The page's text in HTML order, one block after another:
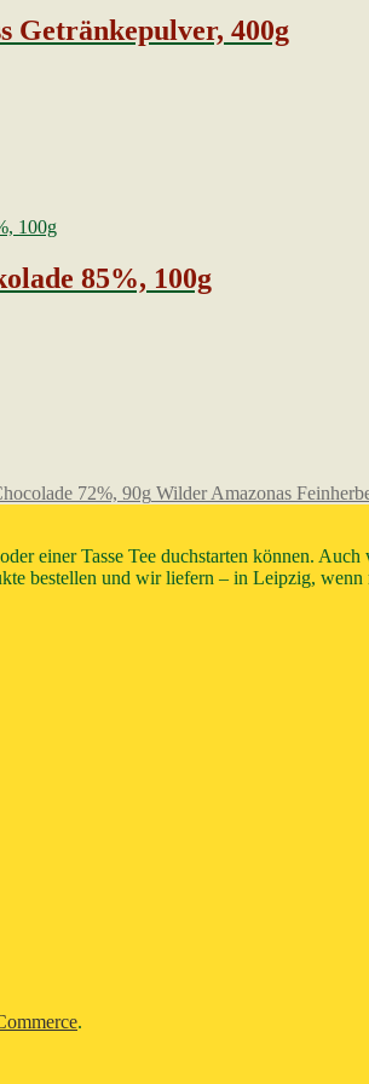
Getränkepulver, 400g
85%, 100g
Wilder Amazonas
einer Tasse Tee duchstarten können.
bestellen und wir liefern – in Leipzig,
.